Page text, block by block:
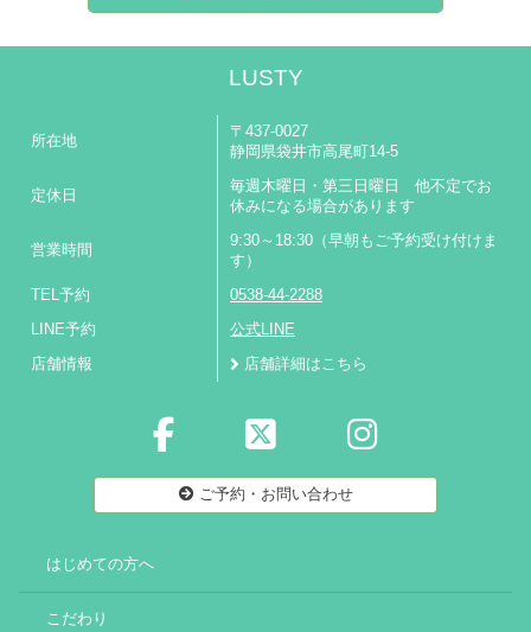
LUSTY
所在地
〒437-0027
静岡県袋井市高尾町14-5
定休日
毎週木曜日・第三日曜日 他不定でお
休みになる場合があります
営業時間
9:30～18:30（早朝もご予約受け付けま
す）
TEL予約 0538-44-2288
LINE予約 公式LINE
店舗情報 店舗詳細はこちら
ご予約・お問い合わせ
はじめての方へ
こだわり